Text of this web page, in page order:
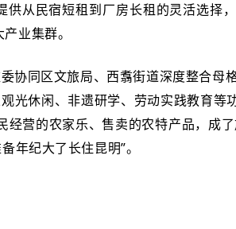
从民宿短租到厂房长租的灵活选择
业集群。
协同区文旅局、西翥街道深度整合母
光休闲、非遗研学、劳动实践教育等
营的农家乐、售卖的农特产品，成
年纪大了长住昆明”。